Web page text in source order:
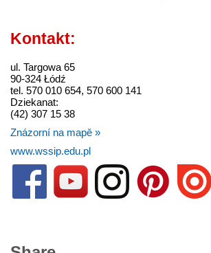
Kontakt:
ul. Targowa 65
90-324 Łódź
tel. 570 010 654, 570 600 141
Dziekanat:
(42) 307 15 38
Znázorní na mapě »
www.wssip.edu.pl